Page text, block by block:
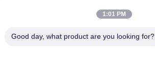
0086-13828861501
1:01 PM
Good day, what product are you looking for?